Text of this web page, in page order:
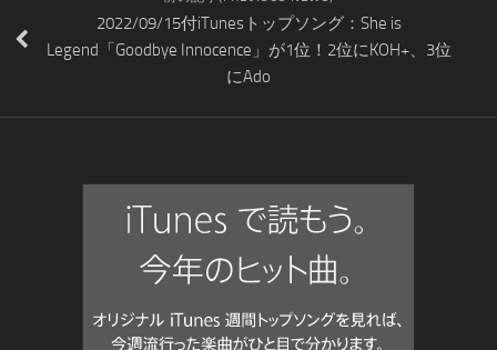
2022/09/15付iTunesトップソング：She is
Legend「Goodbye Innocence」が1位！2位にKOH+、3位
にAdo